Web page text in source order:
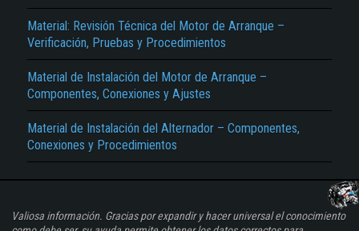
Material: Revisión Técnica del Motor de Arranque –
Verificación, Pruebas y Procedimientos
Material de Instalación del Motor de Arranque –
Componentes, Conexiones y Ajustes
Material de Instalación del Alternador – Componentes,
Conexiones y Procedimientos
Valiosa información. Gracias por expandir y hacer universal el conocimiento